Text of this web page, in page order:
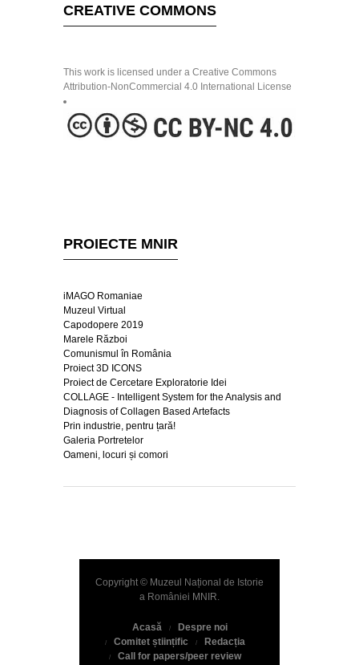
CREATIVE COMMONS
This work is licensed under a Creative Commons
Attribution-NonCommercial 4.0 International License
PROIECTE MNIR
iMAGO Romaniae
Muzeul Virtual
Capodopere 2019
Marele Război
Comunismul în România
Proiect 3D ICONS
Proiect de Cercetare Exploratorie Idei
COLLAGE - Intelligent System for the Analysis and
Diagnosis of Collagen Based Artefacts
Prin industrie, pentru țară!
Galeria Portretelor
Oameni, locuri și comori
Copyright © Muzeul Național de Istorie
a României MNIR.
Acasă
Despre noi
Comitet științific
Redacția
Call for papers/peer review